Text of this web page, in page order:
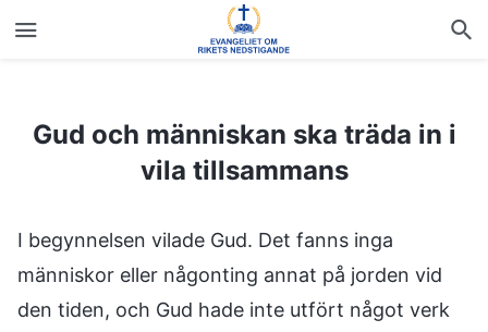
Gud och människan ska träda in i vila tillsammans
Gud och människan ska träda in i
vila tillsammans
I begynnelsen vilade Gud. Det fanns inga
människor eller någonting annat på jorden vid
den tiden, och Gud hade inte utfört något verk